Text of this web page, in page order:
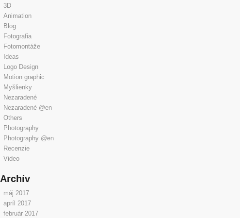
3D
Animation
Blog
Fotografia
Fotomontáže
Ideas
Logo Design
Motion graphic
Myšlienky
Nezaradené
Nezaradené @en
Others
Photography
Photography @en
Recenzie
Video
Archív
máj 2017
apríl 2017
február 2017